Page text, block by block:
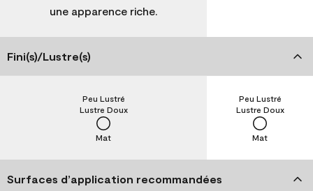
une apparence riche.
Fini(s)/Lustre(s)
Mat
Lustre Doux
Peu Lustré
Mat
Lustre Doux
Peu Lustré
Surfaces d’application recommandées